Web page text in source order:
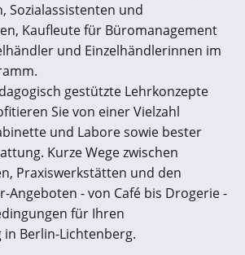
Sozialassistenten und
Kaufleute für Büromanagement
und Einzelhändlerinnen im
gestützte Lehrkonzepte
Sie von einer Vielzahl
und Labore sowie bester
Kurze Wege zwischen
Praxiswerkstätten und den
Angeboten - von Café bis Drogerie -
für Ihren
Berlin-Lichtenberg.